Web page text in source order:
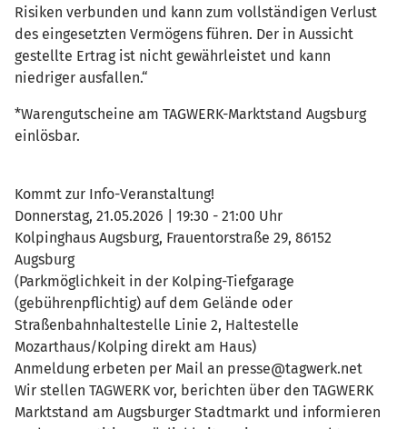
Risiken verbunden und kann zum vollständigen Verlust
des eingesetzten Vermögens führen. Der in Aussicht
gestellte Ertrag ist nicht gewährleistet und kann
niedriger ausfallen.“
*Warengutscheine am TAGWERK-Marktstand Augsburg
einlösbar.
Kommt zur Info-Veranstaltung!
Donnerstag, 21.05.2026 | 19:30 - 21:00 Uhr
Kolpinghaus Augsburg, Frauentorstraße 29, 86152
Augsburg
(Parkmöglichkeit in der Kolping-Tiefgarage
(gebührenpflichtig) auf dem Gelände oder
Straßenbahnhaltestelle Linie 2, Haltestelle
Mozarthaus/Kolping direkt am Haus)
Anmeldung erbeten per Mail an presse@tagwerk.net
Wir stellen TAGWERK vor, berichten über den TAGWERK
Marktstand am Augsburger Stadtmarkt und informieren